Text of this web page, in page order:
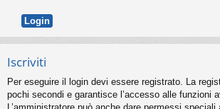
Iscriviti
Per eseguire il login devi essere registrato. La
pochi secondi e garantisce l’accesso alle funzioni